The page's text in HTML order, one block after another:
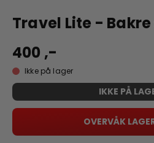
Travel Lite -
400 ,-
Ikke på lager
IKKE PÅ
OVERVÅK